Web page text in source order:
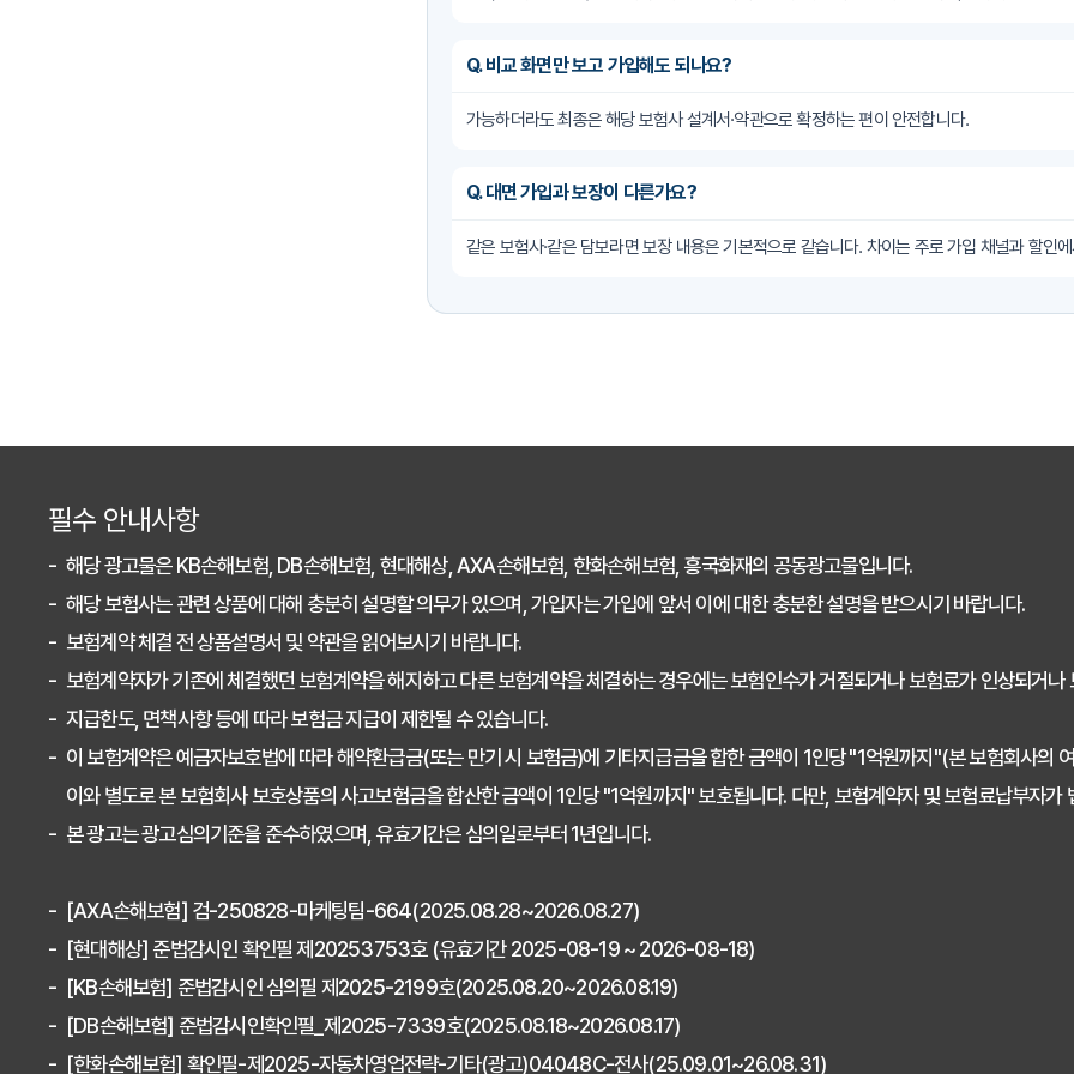
Q. 비교 화면만 보고 가입해도 되나요?
가능하더라도 최종은 해당 보험사 설계서·약관으로 확정하는 편이 안전합니다.
Q. 대면 가입과 보장이 다른가요?
같은 보험사·같은 담보라면 보장 내용은 기본적으로 같습니다. 차이는 주로 가입 채널과 할인
필수 안내사항
해당 광고물은 KB손해보험, DB손해보험, 현대해상, AXA손해보험, 한화손해보험, 흥국화재의 공동광고물입니다.
해당 보험사는 관련 상품에 대해 충분히 설명할 의무가 있으며, 가입자는 가입에 앞서 이에 대한 충분한 설명을 받으시기 바랍니다.
보험계약 체결 전 상품설명서 및 약관을 읽어보시기 바랍니다.
보험계약자가 기존에 체결했던 보험계약을 해지하고 다른 보험계약을 체결하는 경우에는 보험인수가 거절되거나 보험료가 인상되거나
지급한도, 면책사항 등에 따라 보험금 지급이 제한될 수 있습니다.
이 보험계약은 예금자보호법에 따라 해약환급금(또는 만기 시 보험금)에 기타지급금을 합한 금액이 1인당 "1억원까지"(본 보험회사의
이와 별도로 본 보험회사 보호상품의 사고보험금을 합산한 금액이 1인당 "1억원까지" 보호됩니다. 다만, 보험계약자 및 보험료납부자
본 광고는 광고심의기준을 준수하였으며, 유효기간은 심의일로부터 1년입니다.
[AXA손해보험] 검-250828-마케팅팀-664(2025.08.28~2026.08.27)
[현대해상] 준법감시인 확인필 제20253753호 (유효기간 2025-08-19 ~ 2026-08-18)
[KB손해보험] 준법감시인 심의필 제2025-2199호(2025.08.20~2026.08.19)
[DB손해보험] 준법감시인확인필_제2025-7339호(2025.08.18~2026.08.17)
[한화손해보험] 확인필-제2025-자동차영업전략-기타(광고)04048C-전사(25.09.01~26.08.31)